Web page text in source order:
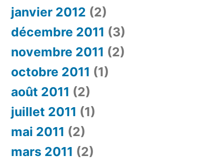
janvier 2012 (2)
décembre 2011 (3)
novembre 2011 (2)
octobre 2011 (1)
août 2011 (2)
juillet 2011 (1)
mai 2011 (2)
mars 2011 (2)